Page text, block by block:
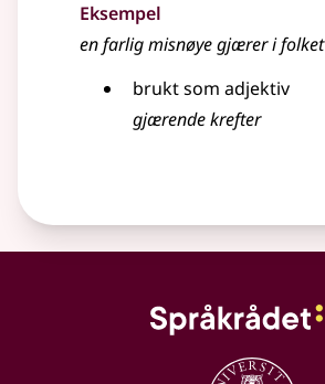
Eksempel
en farlig misnøyegjæreri folket
brukt som adjektiv
gjærendekrefter